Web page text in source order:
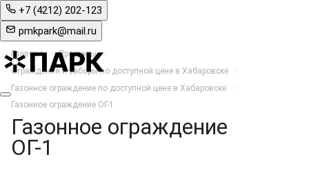
+7 (4212) 202-123
pmkpark@mail.ru
Главная
Продукты
Ограждения и заборы по доступной цене в Хабаровске
Газонное ограждение по доступной цене в Хабаровске
Газонное ограждение ОГ-1
Газонное ограждение
ОГ-1